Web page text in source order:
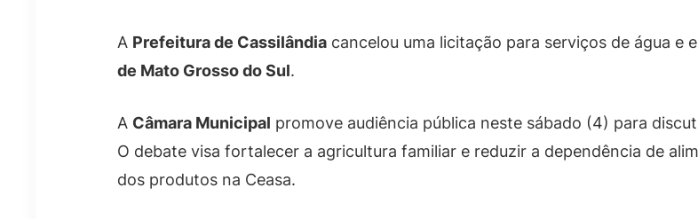
A Prefeitura de Cassilândia cancelou uma licitação para serviços de água e
de Mato Grosso do Sul.
A Câmara Municipal promove audiência pública neste sábado (4) para
O debate visa fortalecer a agricultura familiar e reduzir a dependência de
dos produtos na Ceasa.